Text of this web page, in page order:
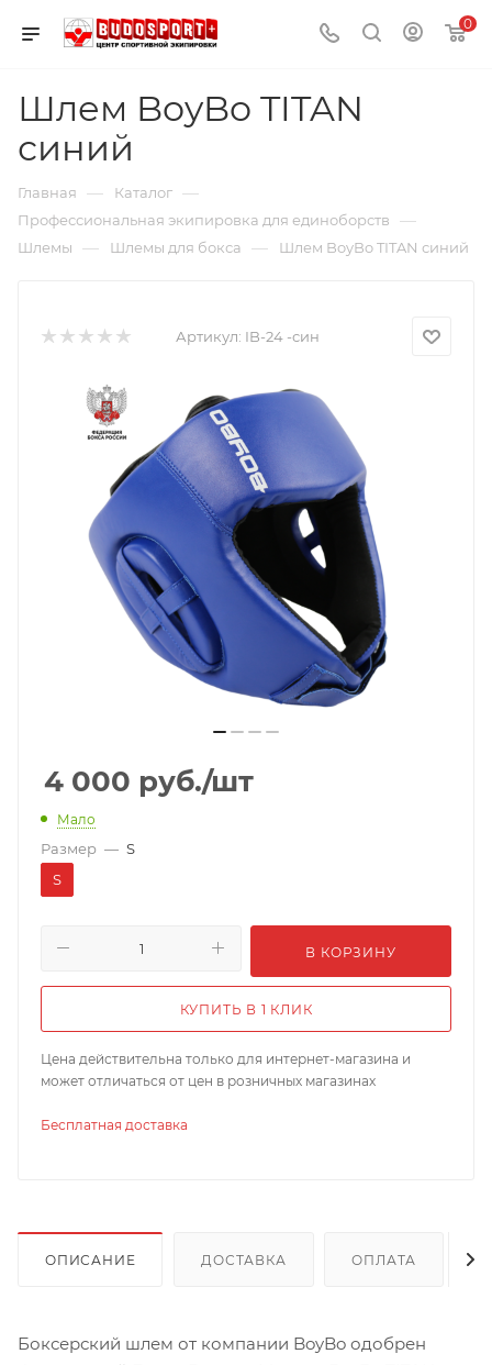
0
Шлем BoyBo TITAN
синий
Главная — Каталог —
Профессиональная экипировка для единоборств —
Шлемы — Шлемы для бокса — Шлем BoyBo TITAN синий
Артикул: IB-24 -син
4 000 руб./шт
Мало
Размер — S
S
В КОРЗИНУ
КУПИТЬ В 1 КЛИК
Цена действительна только для интернет-магазина и
может отличаться от цен в розничных магазинах
Бесплатная доставка
ОПИСАНИЕ ДОСТАВКА ОПЛАТА
Боксерский шлем от компании BoyBo одобрен